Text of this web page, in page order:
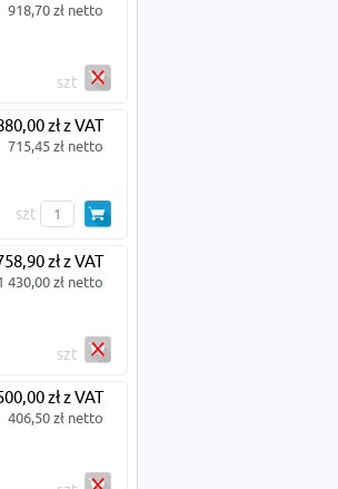
918,70 zł netto
szt
zł z VAT
715,45 zł netto
szt
zł z VAT
430,00 zł netto
szt
zł z VAT
406,50 zł netto